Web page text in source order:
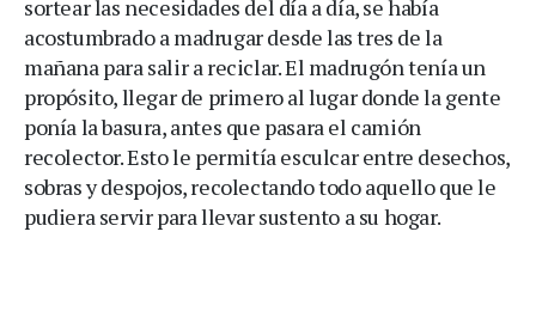
sortear las necesidades del día a día, se había
acostumbrado a madrugar desde las tres de la
mañana para salir a reciclar. El madrugón tenía un
propósito, llegar de primero al lugar donde la gente
ponía la basura, antes que pasara el camión
recolector. Esto le permitía esculcar entre desechos,
sobras y despojos, recolectando todo aquello que le
pudiera servir para llevar sustento a su hogar.